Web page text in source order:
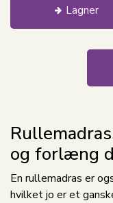
Lagner
og forlæng
En rullemadras er
hvilket jo er et